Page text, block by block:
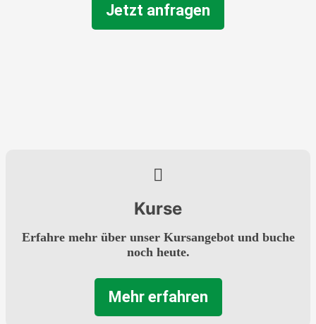
Jetzt anfragen
Kurse
Erfahre mehr über unser Kursangebot und buche
noch heute.
Mehr erfahren